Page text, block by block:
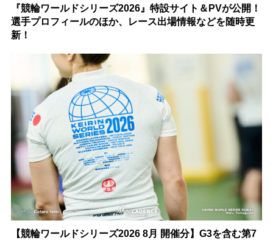
『競輪ワールドシリーズ2026』特設サイト＆PVが公開！
選手プロフィールのほか、レース出場情報などを随時更
新！
【競輪ワールドシリーズ2026 8月 開催分】G3を含む第7